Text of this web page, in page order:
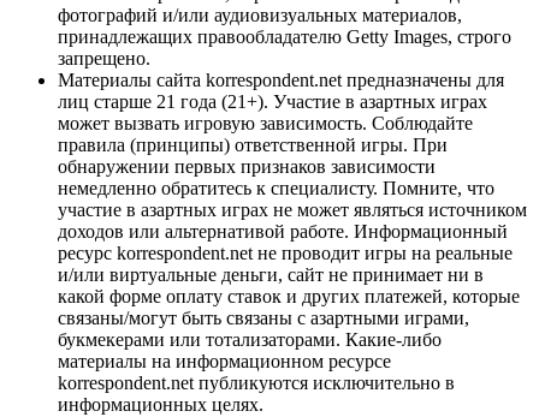
фотографий и/или аудиовизуальных материалов,
принадлежащих правообладателю Getty Images, строго
запрещено.
Материалы сайта korrespondent.net предназначены для
лиц старше 21 года (21+). Участие в азартных играх
может вызвать игровую зависимость. Соблюдайте
правила (принципы) ответственной игры. При
обнаружении первых признаков зависимости
немедленно обратитесь к специалисту. Помните, что
участие в азартных играх не может являться источником
доходов или альтернативой работе. Информационный
ресурс korrespondent.net не проводит игры на реальные
и/или виртуальные деньги, сайт не принимает ни в
какой форме оплату ставок и других платежей, которые
связаны/могут быть связаны с азартными играми,
букмекерами или тотализаторами. Какие-либо
материалы на информационном ресурсе
korrespondent.net публикуются исключительно в
информационных целях.